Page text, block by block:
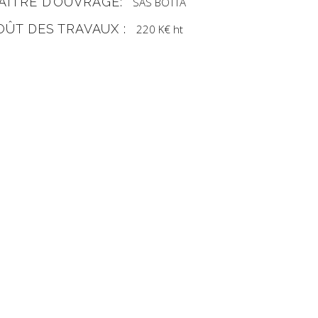
DES TRAVAUX : 220 K€ ht